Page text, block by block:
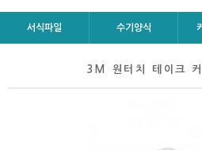
서식파일 수기양식
3M 원터치 테이크